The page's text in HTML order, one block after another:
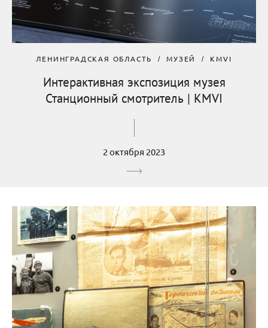
ЛЕНИНГРАДСКАЯ ОБЛАСТЬ МУЗЕЙ KMVI
Интерактивная экспозиция музея
Станционный смотритель | KMVI
2 октября 2023